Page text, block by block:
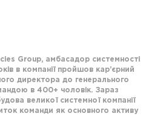
Group, амбасадор системності
в компанії пройшов кар’єрний
директора до генерального
в 400+ чоловік. Зараз
великої системної компанії
команди як основного активу